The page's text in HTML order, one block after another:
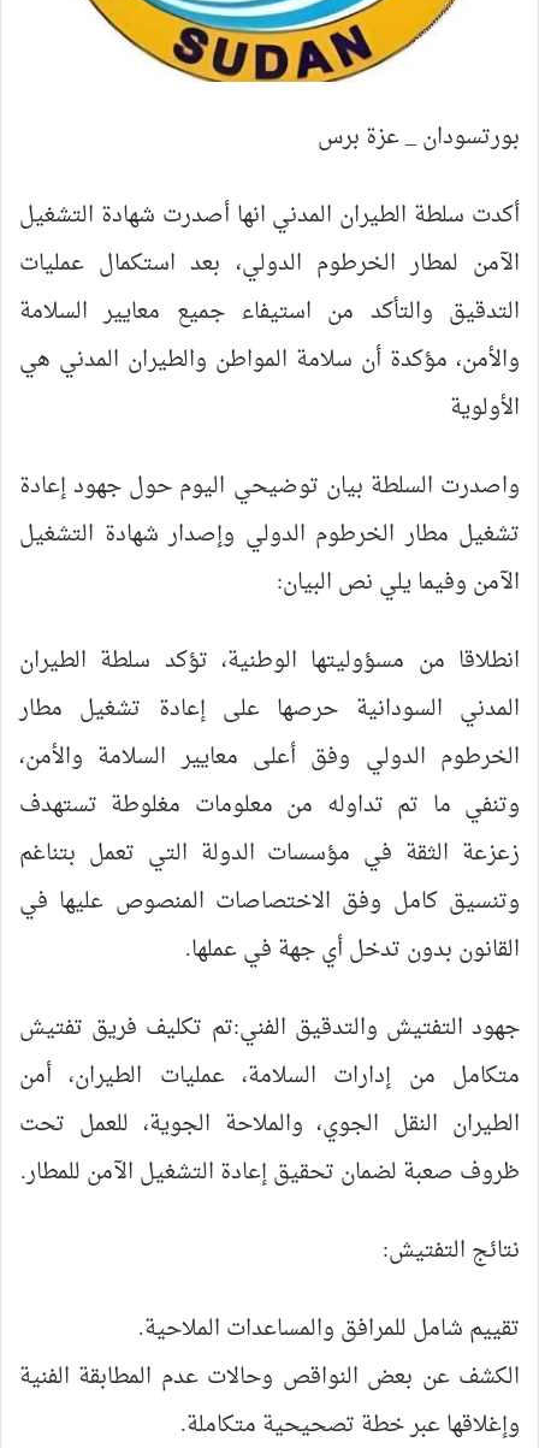
بورتسودان _ عزة برس
أكدت سلطة الطيران المدني انها أصدرت شهادة التشغيل
الآمن لمطار الخرطوم الدولي، بعد استكمال عمليات
التدقيق والتأكد من استيفاء جميع معايير السلامة
والأمن، مؤكدة أن سلامة المواطن والطيران المدني هي
الأولوية
واصدرت السلطة بیان توضيحي اليوم حول جهود إعادة
تشغيل مطار الخرطوم الدولي وإصدار شهادة التشغيل
الآمن وفيما يلي نص البيان:
انطلاقا من مسؤوليتها الوطنية، تؤكد سلطة الطيران
المدني السودانية حرصها على إعادة تشغيل مطار
الخرطوم الدولي وفق أعلى معايير السلامة والأمن،
وتنفي ما تم تداوله من معلومات مغلوطة تستهدف
زعزعة الثقة في مؤسسات الدولة التي تعمل بتناغم
وتنسيق كامل وفق الاختصاصات المنصوص عليها في
القانون بدون تدخل أي جهة في عملها.
جهود التفتيش والتدقيق الفني:تم تكليف فريق تفتيش
متكامل من إدارات السلامة، عمليات الطيران، أمن
الطيران النقل الجوي، والملاحة الجوية، للعمل تحت
ظروف صعبة لضمان تحقيق إعادة التشغيل الآمن للمطار.
نتائج التفتيش:
تقييم شامل للمرافق والمساعدات الملاحية.
الكشف عن بعض النواقص وحالات عدم المطابقة الفنية
وإغلاقها عبر خطة تصحيحية متكاملة.